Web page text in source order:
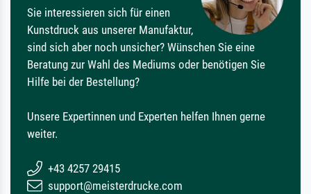
Sie interessieren sich für einen
Kunstdruck aus unserer Manufaktur,
sind sich aber noch unsicher? Wünschen Sie eine
Beratung zur Wahl des Mediums oder benötigen Sie
Hilfe bei der Bestellung?
Unsere Expertinnen und Experten helfen Ihnen gerne
weiter.
+43 4257 29415
support@meisterdrucke.com